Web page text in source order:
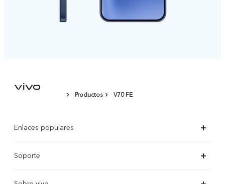
Productos V70 FE
Enlaces populares
Soporte